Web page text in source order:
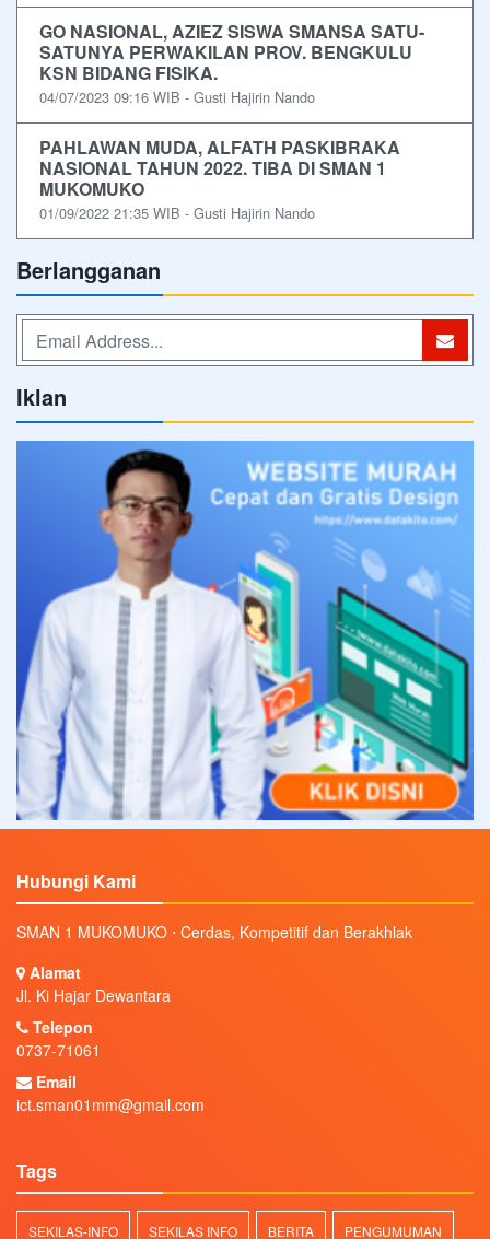
GO NASIONAL, AZIEZ SISWA SMANSA SATU-
SATUNYA PERWAKILAN PROV. BENGKULU
KSN BIDANG FISIKA.
04/07/2023 09:16 WIB - Gusti Hajirin Nando
PAHLAWAN MUDA, ALFATH PASKIBRAKA
NASIONAL TAHUN 2022. TIBA DI SMAN 1
MUKOMUKO
01/09/2022 21:35 WIB - Gusti Hajirin Nando
Berlangganan
Iklan
Hubungi Kami
SMAN 1 MUKOMUKO ⋅ Cerdas, Kompetitif dan Berakhlak
Alamat
Jl. Ki Hajar Dewantara
Telepon
0737-71061
Email
ict.sman01mm@gmail.com
Tags
SEKILAS-INFO SEKILAS INFO BERITA PENGUMUMAN